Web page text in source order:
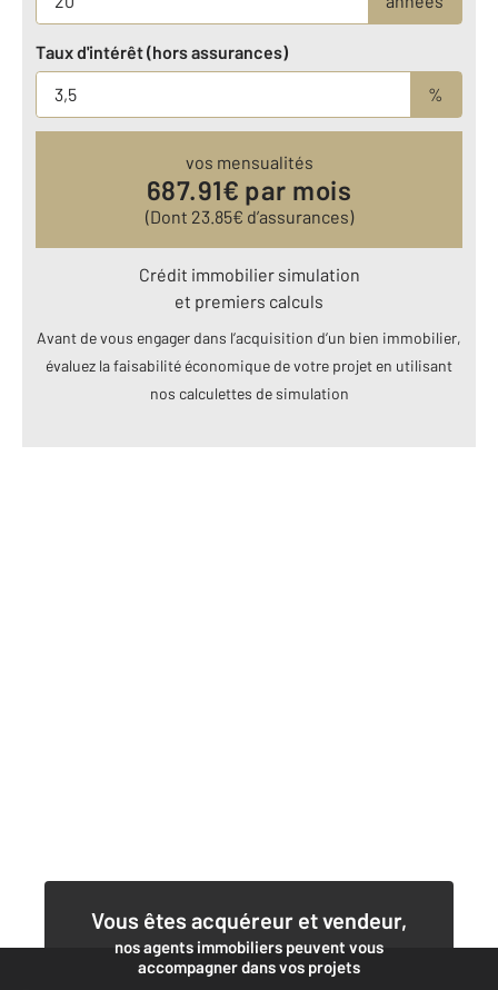
Taux d'intérêt (hors assurances)
%
vos mensualités
687.91€ par mois
(Dont 23.85€ d’assurances)
Crédit immobilier simulation
et premiers calculs
Avant de vous engager dans l’acquisition d’un bien immobilier,
évaluez la faisabilité économique de votre projet en utilisant
nos calculettes de simulation
Vous êtes acquéreur et vendeur,
nos agents immobiliers peuvent vous
accompagner dans vos projets